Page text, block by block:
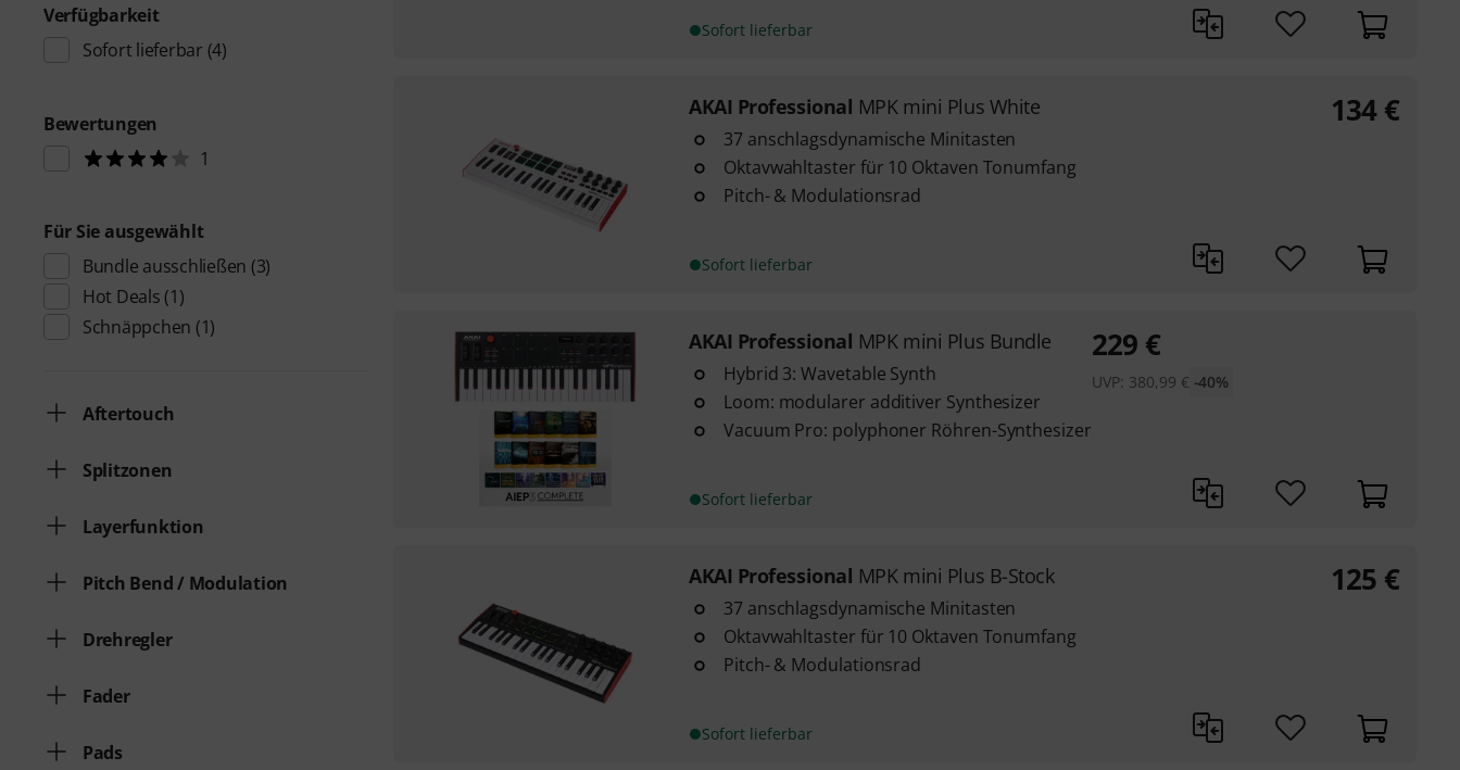
Verfügbarkeit
Sofort lieferbar (4)
Bewertungen
1
Für Sie ausgewählt
Bundle ausschließen (3)
Hot Deals (1)
Schnäppchen (1)
Aftertouch
Splitzonen
Layerfunktion
Pitch Bend / Modulation
Drehregler
Fader
Pads
Sofort lieferbar
AKAI Professional MPK mini Plus White
37 anschlagsdynamische Minitasten
Oktavwahltaster für 10 Oktaven Tonumfang
Pitch- & Modulationsrad
Sofort lieferbar
134 €
AKAI Professional MPK mini Plus Bundle
Hybrid 3: Wavetable Synth
Loom: modularer additiver Synthesizer
Vacuum Pro: polyphoner Röhren-Synthesizer
Sofort lieferbar
229 €
UVP: 380,99 € -40%
AKAI Professional MPK mini Plus B-Stock
37 anschlagsdynamische Minitasten
Oktavwahltaster für 10 Oktaven Tonumfang
Pitch- & Modulationsrad
Sofort lieferbar
125 €